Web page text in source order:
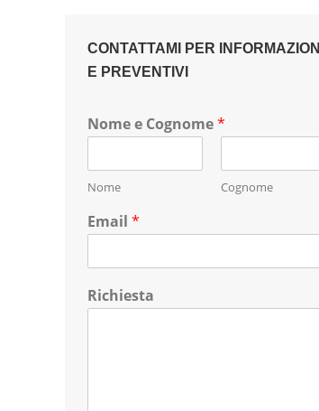
CONTATTAMI PER INFORMAZIONI
E PREVENTIVI
Nome e Cognome*
Nome Cognome
Email *
Richiesta